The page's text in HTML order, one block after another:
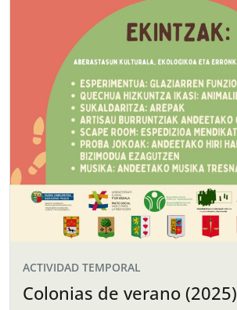
ACTIVIDAD TEMPORAL
Colonias de verano (2025)